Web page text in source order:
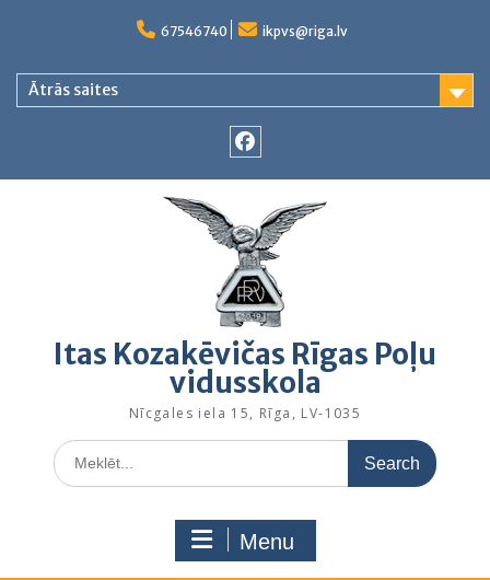
67546740 ikpvs@riga.lv
Ātrās saites
Itas Kozakēvičas Rīgas Poļu
vidusskola
Nīcgales iela 15, Rīga, LV-1035
Search
for:
Menu